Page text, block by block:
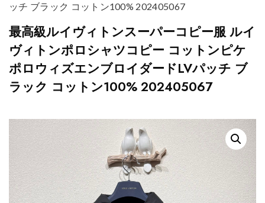
ッチ ブラック コットン100% 202405067
最高級ルイヴィトンスーパーコピー服 ルイ
ヴィトンポロシャツコピー コットンピケ
ポロウィズエンブロイダードLVパッチ ブ
ラック コットン100% 202405067